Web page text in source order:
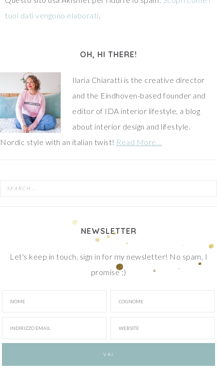
tuoi dati vengono elaborati.
OH, HI THERE!
Ilaria Chiaratti is the creative director
and the Eindhoven-based founder and
editor of IDA interior lifestyle, a blog
about interior design and lifestyle.
Nordic style with an italian twist! Read More…
NEWSLETTER
Let's keep in touch, sign in for my newsletter! No spam, I
promise ;)